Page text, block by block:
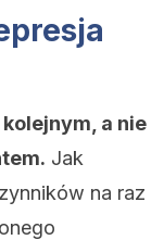
a nie
Jak
na raz